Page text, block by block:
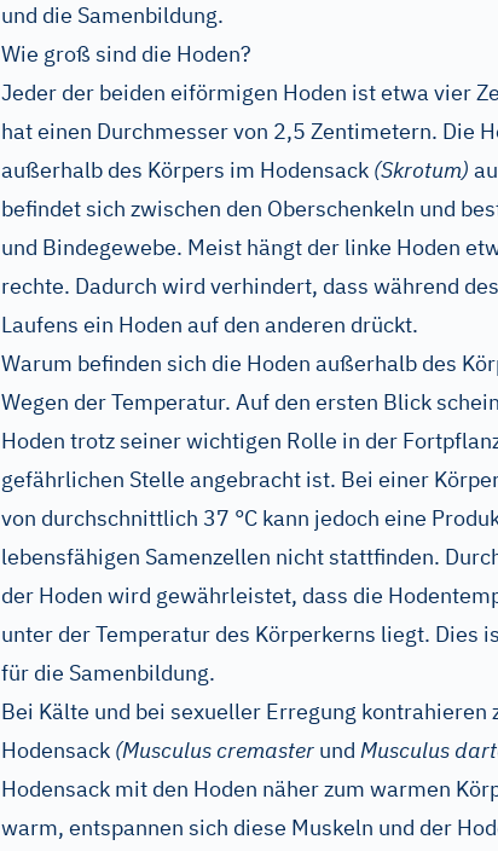
und die Samenbildung.
Wie groß sind die Hoden?
Jeder der beiden eiförmigen Hoden ist etwa vier
hat einen Durchmesser von 2,5 Zentimetern. Die
außerhalb des Körpers im Hodensack (Skrotum)
befindet sich zwischen den Oberschenkeln und
und Bindegewebe. Meist hängt der linke Hoden
rechte. Dadurch wird verhindert, dass während
Laufens ein Hoden auf den anderen drückt.
Warum befinden sich die Hoden außerhalb des
Wegen der Temperatur. Auf den ersten Blick
Hoden trotz seiner wichtigen Rolle in der
gefährlichen Stelle angebracht ist. Bei einer
von durchschnittlich 37 °C kann jedoch eine
lebensfähigen Samenzellen nicht stattfinden.
der Hoden wird gewährleistet, dass die
unter der Temperatur des Körperkerns liegt. Dies
für die Samenbildung.
Bei Kälte und bei sexueller Erregung kontrahieren
Hodensack (Musculus cremaster und Musculus
Hodensack mit den Hoden näher zum warmen
warm, entspannen sich diese Muskeln und der